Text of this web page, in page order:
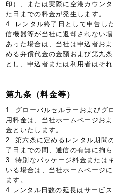
印）、または実際に空港カウン
た日までの料金が発生します。
4. レンタル終了日として申告し
信機器等が当社に返却されない
あった場合は、当社は申込者お
める弁償代金の金額および第九
とし、申込者または利用者はそ
第九条（料金等）
1. グローバルセルラーおよびグ
用料金は、当社ホームページお
金といたします。
2. 第六条に定めるレンタル期間
了日までの間、通信の有無に拘
3. 特別なパッケージ料金または
いる場合は、当社ホームページ
ます。
4.レンタル日数の延長はサービ